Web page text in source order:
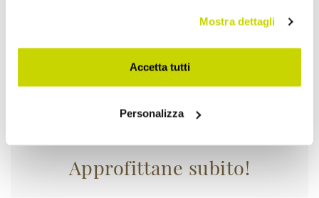
Mostra dettagli
Accetta tutti
Personalizza
Approfittane subito!